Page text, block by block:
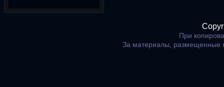
При
За материалы, размещенные